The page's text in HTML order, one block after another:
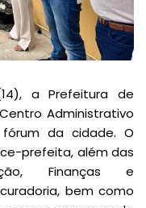
a Prefeitura de
Administrativo
da cidade. O
prefeita, além das
Finanças e
bem como